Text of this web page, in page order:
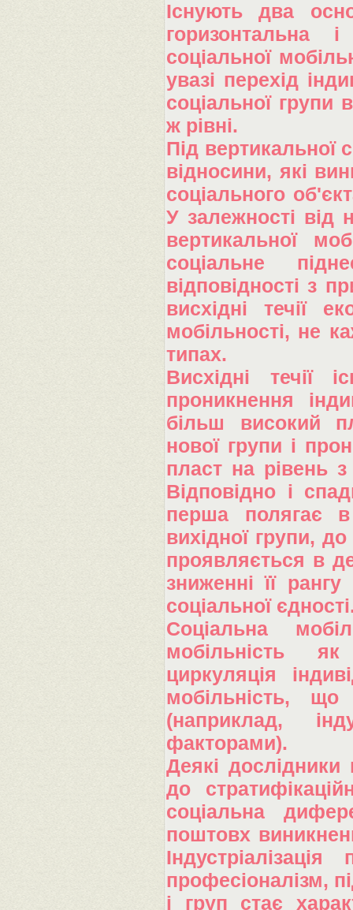
Існують два
горизонтальна
соціальної
увазі перехід
соціальної
ж рівні.
Під вертикальної
відносини, які
соціального
У залежності від
вертикальної
соціальне
відповідності з
висхідні течії
мобільності, не
типах.
Висхідні течії
проникнення
більш високий
нової групи і
пласт на рівень
Відповідно і
перша полягає в
вихідної групи,
проявляється в
зниженні її
соціальної
Соціальна
мобільність
циркуляція
мобільність, що
(наприклад,
факторами).
Деякі
до
соціальна
поштовх
професіоналізм,
і груп стає